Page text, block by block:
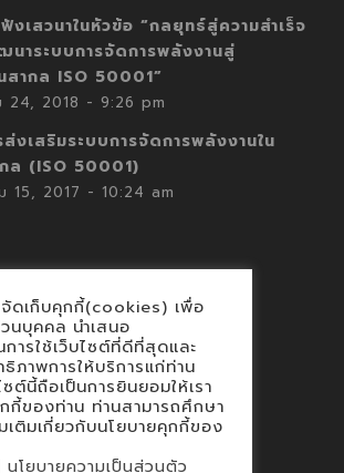
งเสวนาในหัวข้อ “กลยุทธ์สู่ความสำเร็จ
นาระบบการจัดการพลังงานสู่
สากล ISO 50001”
24, 2018 - 9:26 pm
ส่งเสริมระบบการจัดการพลังงานใน
ล (ISO 50001)
15, 2017 - 10:24 am
ส่วนบุคคล
จัดเก็บคุกกี้(cookies) เพื่อ
นบุคคล นำเสนอ
ารใช้เว็บไซต์ที่ดีที่สุดและ
ภาพการให้บริการแก่ท่าน
ซต์นี้ถือเป็นการยินยอมให้เรา
กี้ของท่าน ท่านสามารถศึกษา
เติมเกี่ยวกับนโยบายคุกกี้ของ
นโยบายความเป็นส่วนตัว